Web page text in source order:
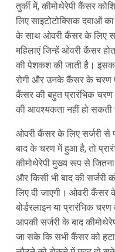
तुर्की में, कीमोथेरेपी कैंसर
लिए साइटोटोक्सिक दवाओं
के साथ ओवरी कैंसर के लिए
महिलाएं जिन्हें ओवरी कैंसर
की पेशकश की जाती है।
रोगी और उनके कैंसर के चरण
कैंसर की बहुत प्रारंभिक
की आवश्यकता नहीं हो सकती
ओवरी कैंसर के लिए सर्जरी
बाद के चरण में हुआ है, तो
कीमोथेरेपी मुख्य रूप से
और किसी भी बाद की सर्जरी
लिए दी जाएगी। ओवरी कैंसर
बोर्डरलाइन या प्रारंभिक
आपकी सर्जरी के बाद
जा सके कि सभी कैंसर को